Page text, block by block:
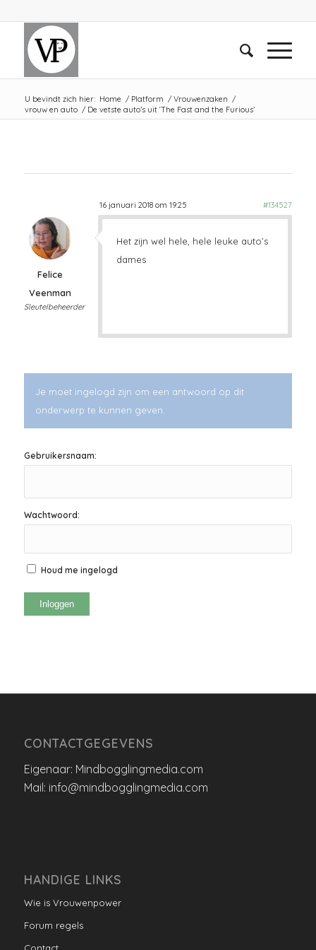
U bevindt zich hier: Home / Platform / Vrouwenzaken /
vrouw en auto / De vetste auto’s uit ‘The Fast and the Furious’
16 januari 2018 om 19:25 #134527
Felice
Veenman
Sleutelbeheerder
Het zijn wel hele, hele leuke auto’s
dames
Je moet ingelogd zijn om een antwoord op dit
onderwerp te kunnen geven.
Gebruikersnaam:
Wachtwoord:
Houd me ingelogd
Inloggen
CONTACTGEGEVENS
Eigenaar: Mindbogglingmedia.com
Mail: info@mindbogglingmedia.com
HANDIGE LINKS
Wie is Vrouwenpower
Forum regels